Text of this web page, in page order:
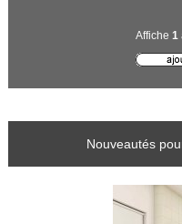
Affiche 1
Nouveautés